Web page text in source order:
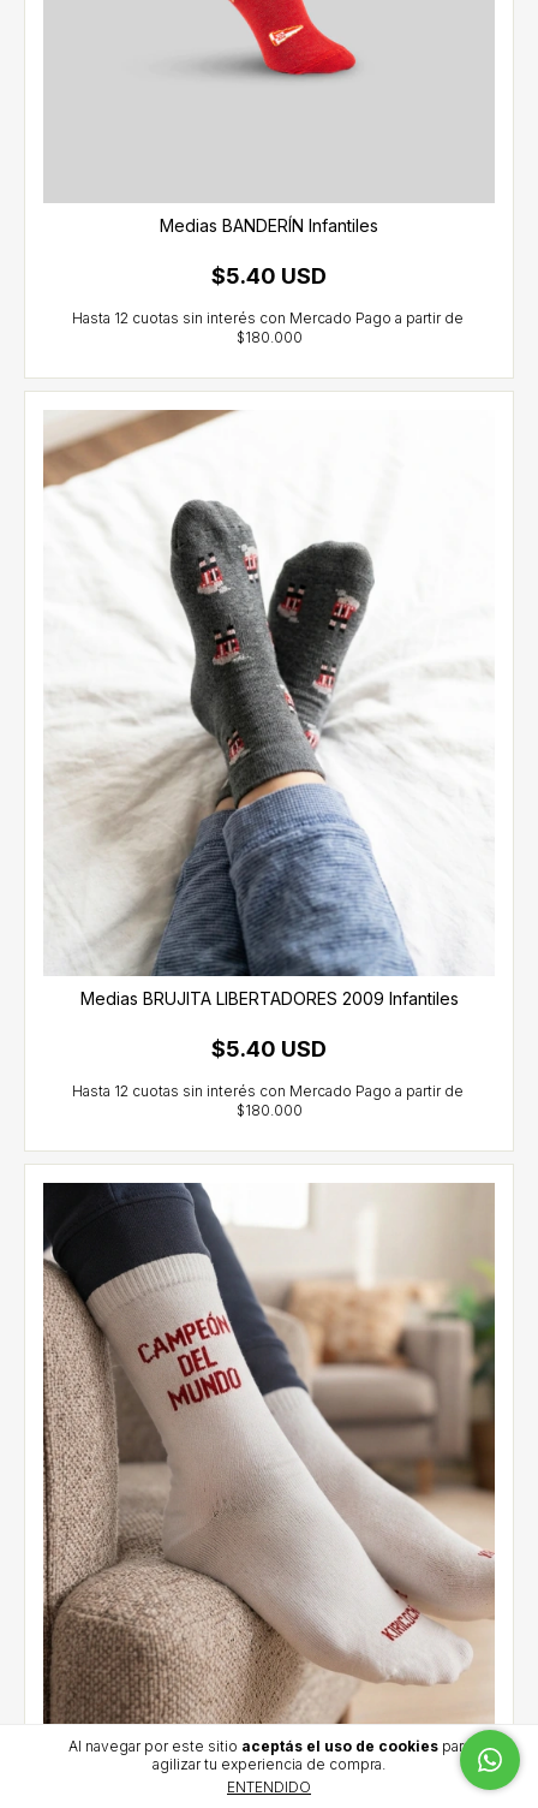
Al navegar por este sitio aceptás el uso de cookiespara
agilizar tu experiencia de compra.
ENTENDIDO
Medias BANDERÍN Infantiles
$5.40 USD
Medias BRUJITA LIBERTADORES 2009 Infantiles
$5.40 USD
Medias CAMPEÓN DEL MUNDO